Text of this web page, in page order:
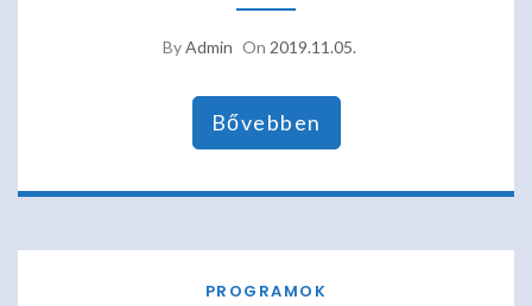
ByAdmin On 2019.11.05.
Bővebben
PROGRAMOK